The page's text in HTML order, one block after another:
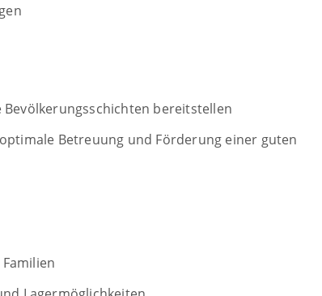
bereitstellen
Betreuung und Förderung einer guten